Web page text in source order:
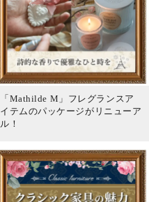
「Mathilde M」フレグランスア
イテムのパッケージがリニューア
ル！